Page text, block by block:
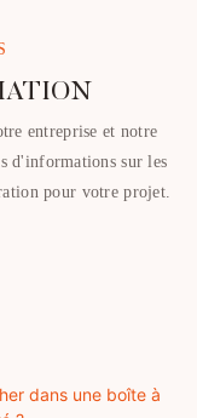
entreprise et notre
d'informations sur les
pour votre projet.